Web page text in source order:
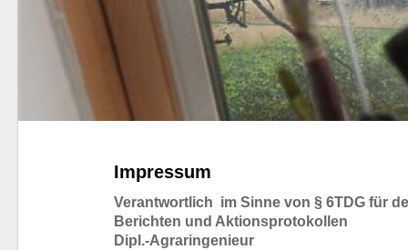
Impressum
Verantwortlich im Sinne von § 6TDG für
Berichten und Aktionsprotokollen
Dipl.-Agraringenieur